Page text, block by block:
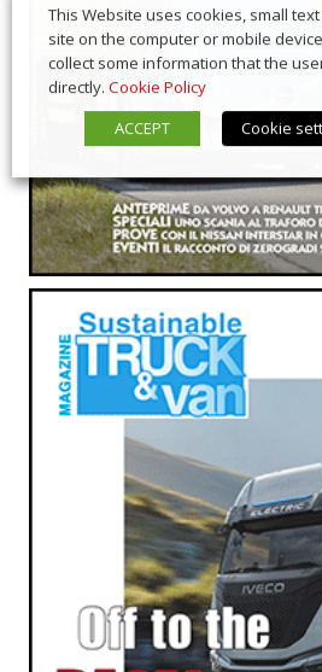
This Website uses cookies, small
site on the computer or mobile
collect some information that the
directly. Cookie Policy
ACCEPT
Cookie